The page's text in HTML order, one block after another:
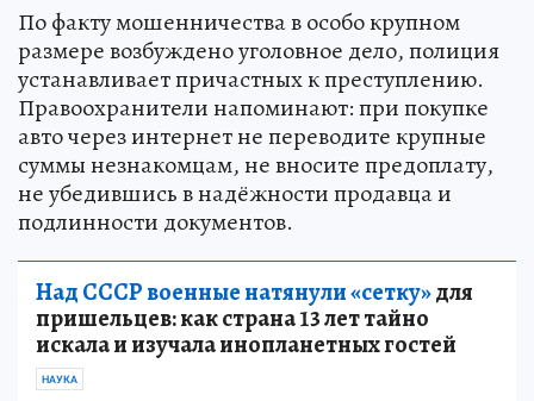
По факту мошенничества в особо крупном
размере возбуждено уголовное дело, полиция
устанавливает причастных к преступлению.
Правоохранители напоминают: при покупке
авто через интернет не переводите крупные
суммы незнакомцам, не вносите предоплату,
не убедившись в надёжности продавца и
подлинности документов.
Над СССР военные натянули «сетку»для
пришельцев: как страна 13 лет тайно
искала и изучала инопланетных гостей
НАУКА